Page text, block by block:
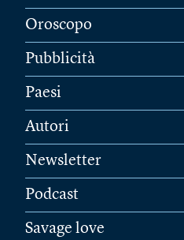
Oroscopo
Pubblicità
Paesi
Autori
Newsletter
Podcast
Savage love